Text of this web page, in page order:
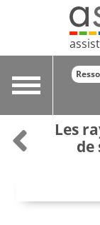
Toggle
Les
de